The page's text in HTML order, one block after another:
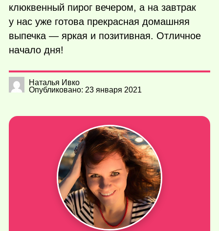
клюквенный пирог вечером, а на завтрак
у нас уже готова прекрасная домашняя
выпечка — яркая и позитивная. Отличное
начало дня!
Наталья Ивко
Опубликовано: 23 января 2021